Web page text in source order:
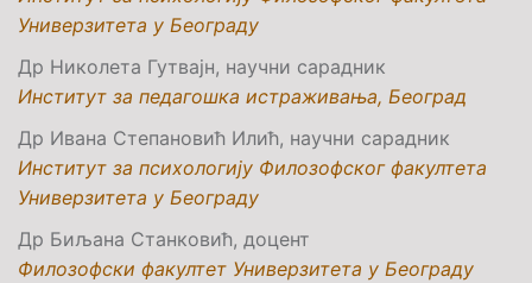
Универзитета у Београду
Др Николета Гутвајн, научни сарадник
Институт за педагошка истраживања, Београд
Др Ивана Степановић Илић, научни сарадник
Институт за психологију Филозофског факултета
Универзитета у Београду
Др Биљана Станковић, доцент
Филозофски факултет Универзитета у Београду